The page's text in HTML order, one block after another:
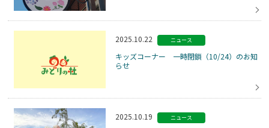
2025.10.22 ニュース
キッズコーナー 一時閉鎖（10/24）のお知
らせ
2025.10.19 ニュース